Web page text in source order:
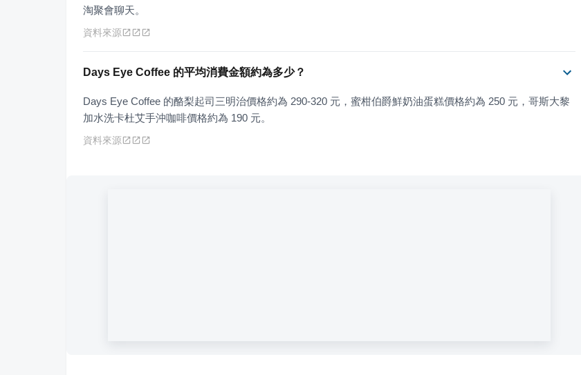
淘聚會聊天。
資料來源
Days Eye Coffee 的平均消費金額約為多少？
Days Eye Coffee 的酪梨起司三明治價格約為 290-320 元，蜜柑伯爵鮮奶油蛋糕價格約為 250 元，哥斯大黎
加水洗卡杜艾手沖咖啡價格約為 190 元。
資料來源